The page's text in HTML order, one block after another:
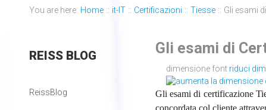
You are here: Home :: it-IT :: Certificazioni :: Tiesse :: Gli esami
Gli esami di
dimensione font riduci
Gli esami di certificazione
concordata col cliente
REISSBLOG
ReissBlog